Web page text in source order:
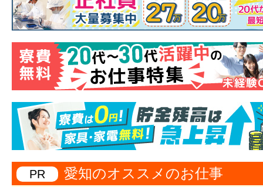
PR 愛知のオススメのお仕事